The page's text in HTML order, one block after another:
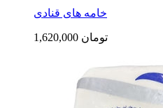
خامه های قنادی
1,620,000 تومان